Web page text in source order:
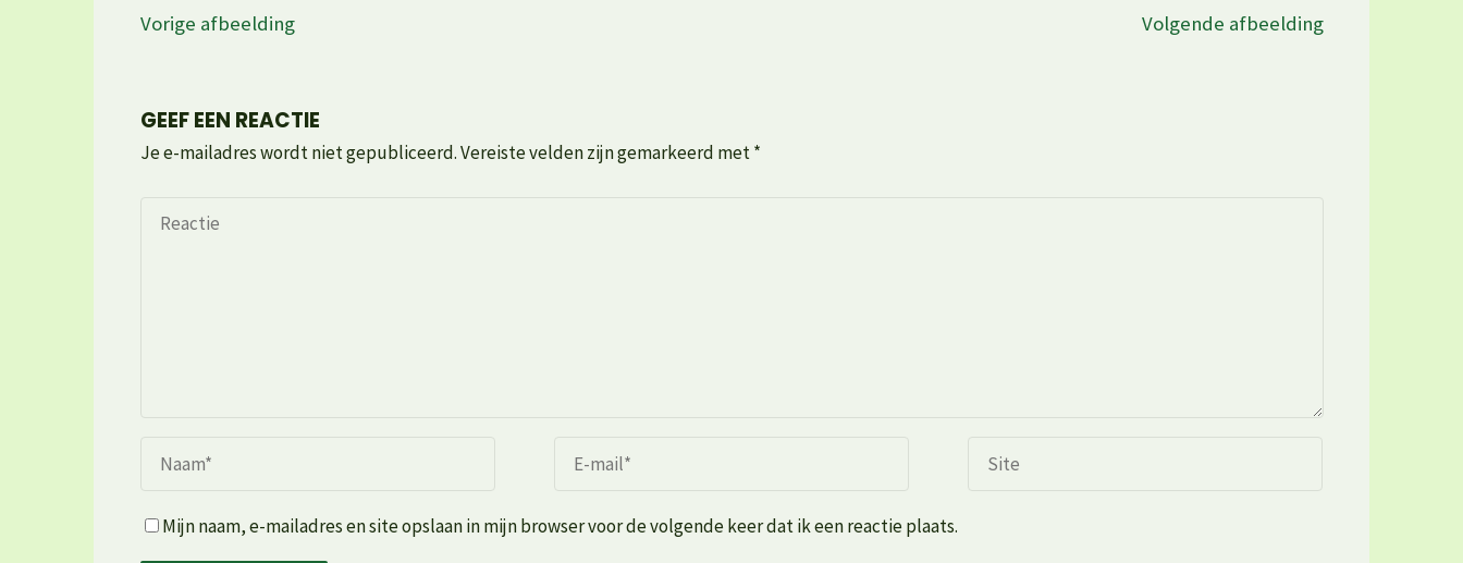
Vorige afbeelding Volgende afbeelding
GEEF EEN REACTIE
Je e-mailadres wordt niet gepubliceerd.Vereiste velden zijn gemarkeerd met*
Mijn naam, e-mailadres en site opslaan in mijn browser voor de volgende keer dat ik een reactie plaats.